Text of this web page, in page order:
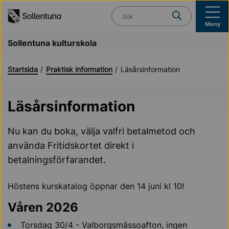
Vad söker du?
Meny
Sollentuna kulturskola
Startsida Praktisk information Läsårsinformation
Läsårsinformation
Nu kan du boka, välja valfri betalmetod och
använda Fritidskortet direkt i
betalningsförfarandet.
Höstens kurskatalog öppnar den 14 juni kl 10!
Våren 2026
Torsdag 30/4 - Valborgsmässoafton, ingen